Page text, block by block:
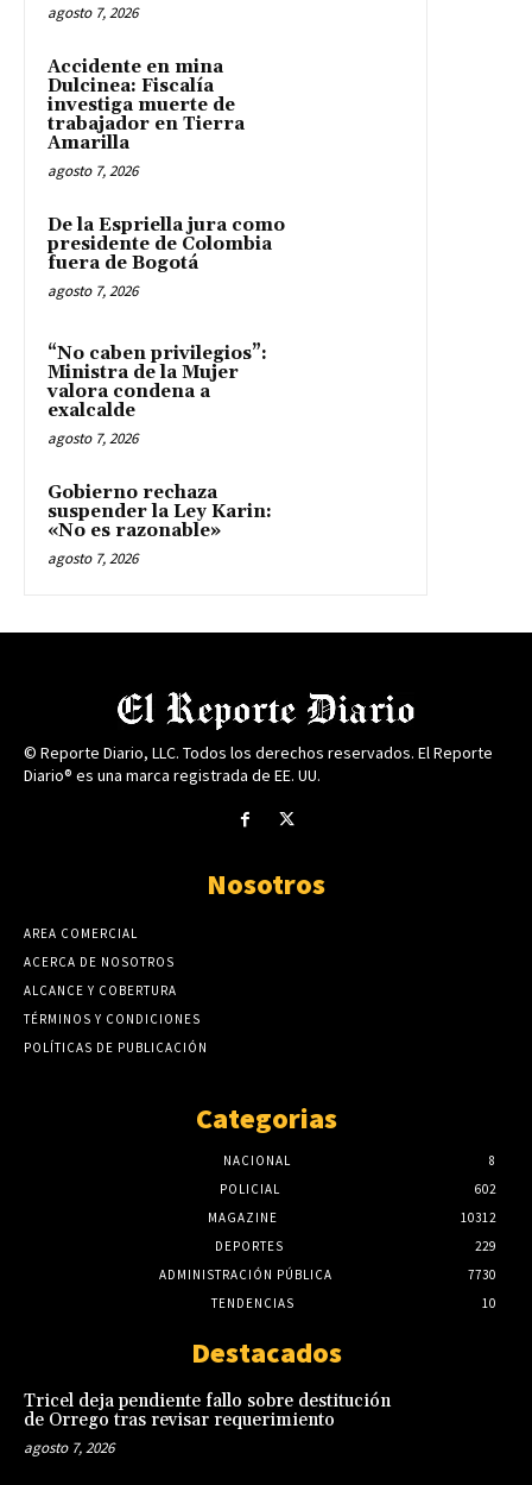
agosto 7, 2026
Accidente en mina
Dulcinea: Fiscalía
investiga muerte de
trabajador en Tierra
Amarilla
agosto 7, 2026
De la Espriella jura como
presidente de Colombia
fuera de Bogotá
agosto 7, 2026
“No caben privilegios”:
Ministra de la Mujer
valora condena a
exalcalde
agosto 7, 2026
Gobierno rechaza
suspender la Ley Karin:
«No es razonable»
agosto 7, 2026
© Reporte Diario, LLC. Todos los derechos reservados. El Reporte
Diario® es una marca registrada de EE. UU.
Nosotros
AREA COMERCIAL
ACERCA DE NOSOTROS
ALCANCE Y COBERTURA
TÉRMINOS Y CONDICIONES
POLÍTICAS DE PUBLICACIÓN
Categorias
NACIONAL
8
POLICIAL
602
MAGAZINE
10312
DEPORTES
229
ADMINISTRACIÓN PÚBLICA
7730
TENDENCIAS
10
Destacados
Tricel deja pendiente fallo sobre destitución
de Orrego tras revisar requerimiento
agosto 7, 2026